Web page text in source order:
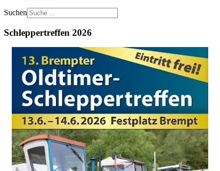
Suchen
Schleppertreffen 2026